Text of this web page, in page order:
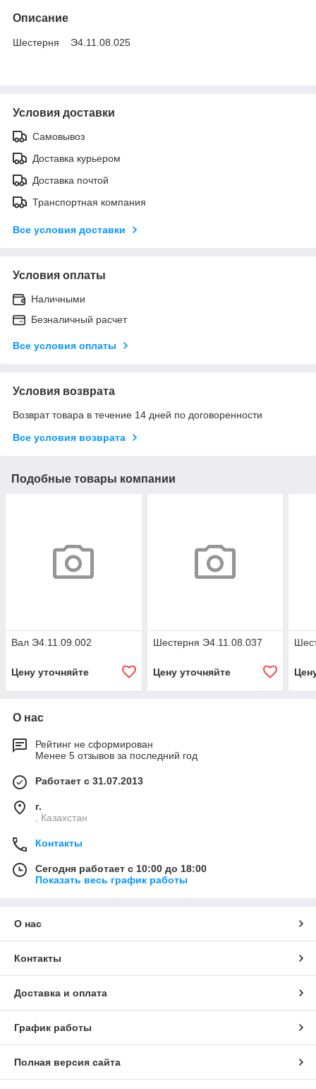
Описание
Шестерня Э4.11.08.025
Условия доставки
Самовывоз
Доставка курьером
Доставка почтой
Транспортная компания
Все условия доставки
Условия оплаты
Наличными
Безналичный расчет
Все условия оплаты
Условия возврата
Возврат товара в течение 14 дней по договоренности
Все условия возврата
Подобные товары компании
Вал Э4.11.09.002
Цену уточняйте
Шестерня Э4.11.08.037
Цену уточняйте
О нас
Рейтинг не сформирован
Менее 5 отзывов за последний год
Работает с 31.07.2013
г.
, Казахстан
Контакты
Сегодня работает с 10:00 до 18:00
Показать весь график работы
О нас
Контакты
Доставка и оплата
График работы
Полная версия сайта